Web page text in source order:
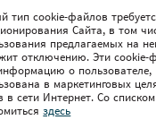
тип cookie-файлов
Сайта, в том
предлагаемых на
отключению. Эти
о пользователе,
в маркетинговых
в сети Интернет. Со
здесь